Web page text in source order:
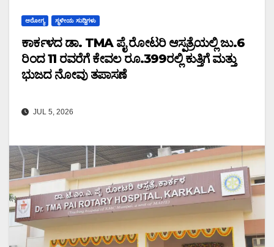
ಆರೋಗ್ಯ ಸ್ಥಳೀಯ ಸುದ್ದಿಗಳು
ಕಾರ್ಕಳದ ಡಾ. TMA ಪೈ ರೋಟರಿ ಆಸ್ಪತ್ರೆಯಲ್ಲಿ ಜು.6
ರಿಂದ 11 ರವರೆಗೆ ಕೇವಲ ರೂ.399ರಲ್ಲಿ ಕುತ್ತಿಗೆ ಮತ್ತು
ಭುಜದ ನೋವು ತಪಾಸಣೆ
JUL 5, 2026